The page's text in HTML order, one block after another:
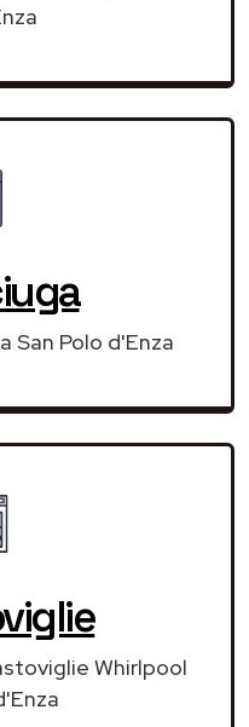
San Polo d'Enza
Whirlpool